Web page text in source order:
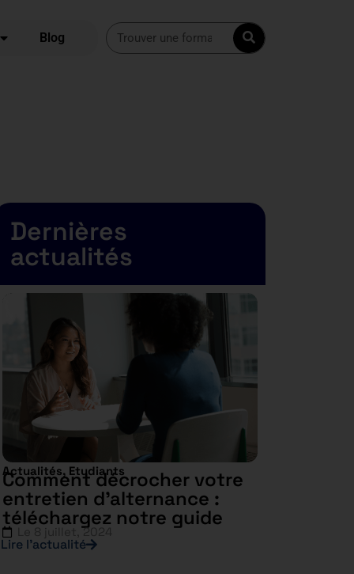
Blog
Dernières
actualités
Actualités, Etudiants
Comment décrocher votre
entretien d’alternance :
téléchargez notre guide
8 juillet, 2024
Lire l’actualité